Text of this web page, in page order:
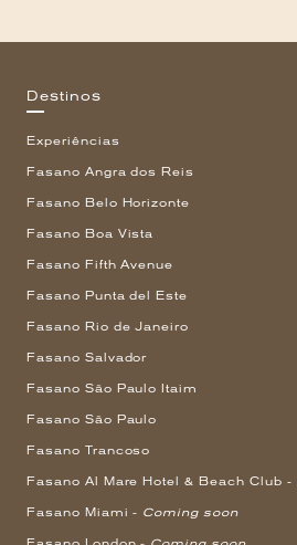
Destinos
Experiências
Fasano Angra dos Reis
Fasano Belo Horizonte
Fasano Boa Vista
Fasano Fifth Avenue
Fasano Punta del Este
Fasano Rio de Janeiro
Fasano Salvador
Fasano São Paulo Itaim
Fasano São Paulo
Fasano Trancoso
Fasano Al Mare Hotel & Beach Club -
Fasano Miami - Coming soon